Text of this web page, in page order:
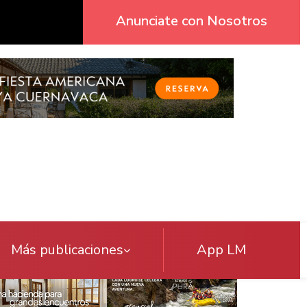
Anunciate con Nosotros
Más publicaciones App LM